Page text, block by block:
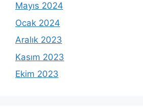
Mayıs 2024
Ocak 2024
Aralık 2023
Kasım 2023
Ekim 2023